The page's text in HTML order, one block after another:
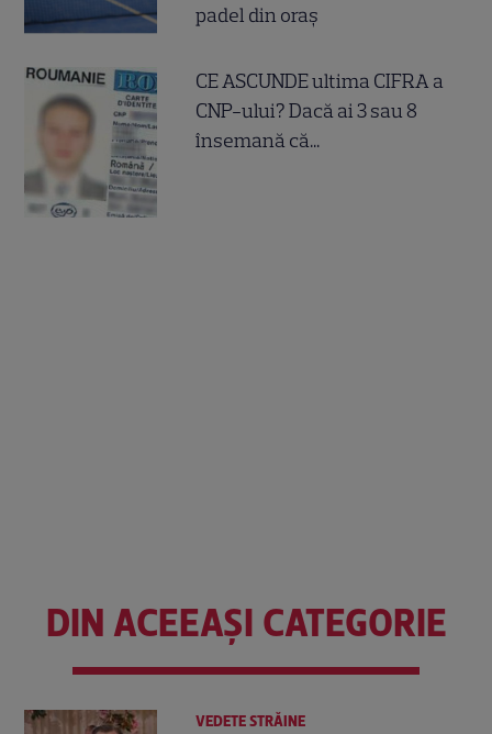
padel din oraș
CE ASCUNDE ultima CIFRA a
CNP-ului? Dacă ai 3 sau 8
însemană că...
DIN ACEEAȘI CATEGORIE
VEDETE STRĂINE